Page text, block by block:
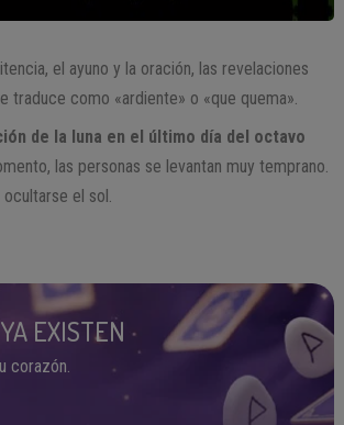
el ayuno y la oración, las revelaciones
traduce como «ardiente» o «que quema».
de la luna en el último día del octavo
las personas se levantan muy temprano.
el sol.
EXISTEN
corazón.